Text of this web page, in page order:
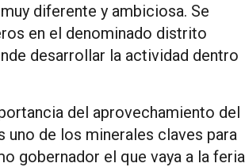
diferente y ambiciosa. Se
en el denominado distrito
desarrollar la actividad dentro
del aprovechamiento del
de los minerales claves para
gobernador el que vaya a la feria